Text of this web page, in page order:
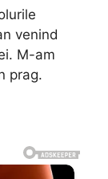
venind
M-am
prag.